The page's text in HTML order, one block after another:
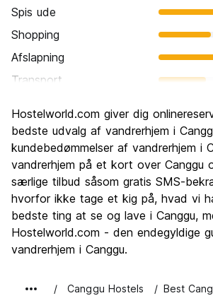
Spis ude
Shopping
Afslapning
Transport
Kultur
Fester
Værdi for pengene
Hostelworld.com giver dig
bedste udvalg af vandrerhjem i
kundebedømmelser af vandrerhjem i
vandrerhjem på et kort over Canggu
særlige tilbud såsom gratis SMS-
hvorfor ikke tage et kig på, hvad vi
bedste ting at se og lave i Canggu,
Hostelworld.com - den endegyldige
vandrerhjem i Canggu.
Canggu Hostels Best